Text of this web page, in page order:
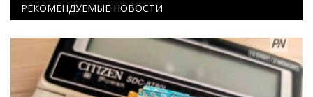
РЕКОМЕНДУЕМЫЕ НОВОСТИ